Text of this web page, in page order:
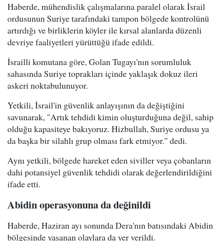
Haberde, mühendislik çalışmalarına paralel olarak İsrail
ordusunun Suriye tarafındaki tampon bölgede kontrolünü
artırdığı ve birliklerin köyler ile kırsal alanlarda düzenli
devriye faaliyetleri yürüttüğü ifade edildi.
İsrailli komutana göre, Golan Tugayı'nın sorumluluk
sahasında Suriye toprakları içinde yaklaşık dokuz ileri
askeri noktabulunuyor.
Yetkili, İsrail'in güvenlik anlayışının da değiştiğini
savunarak, "Artık tehdidi kimin oluşturduğuna değil, sahip
olduğu kapasiteye bakıyoruz. Hizbullah, Suriye ordusu ya
da başka bir silahlı grup olması fark etmiyor." dedi.
Aynı yetkili, bölgede hareket eden siviller veya çobanların
dahi potansiyel güvenlik tehdidi olarak değerlendirildiğini
ifade etti.
Abidin operasyonuna da değinildi
Haberde, Haziran ayı sonunda Dera'nın batısındaki Abidin
bölgesinde yaşanan olaylara da yer verildi.